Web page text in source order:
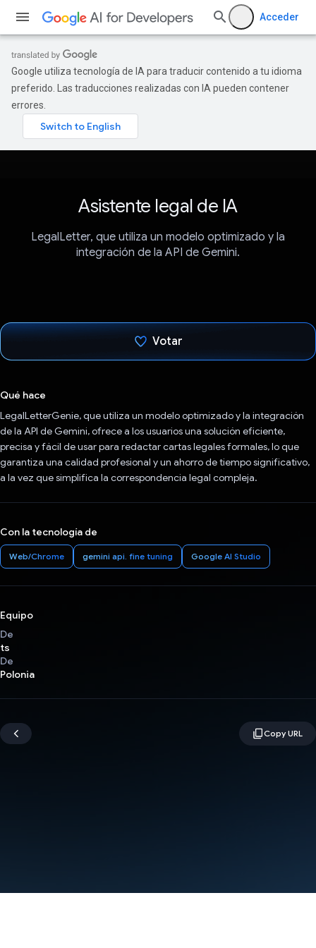
Acceder
Google utiliza tecnología de IA para traducir contenido a tu idioma
preferido. Las traducciones realizadas con IA pueden contener
errores.
Asistente legal de IA
LegalLetter, que utiliza un modelo optimizado y la
integración de la API de Gemini.
Votar
Qué hace
LegalLetterGenie, que utiliza un modelo optimizado y la integración
de la API de Gemini, ofrece a los usuarios una solución eficiente,
precisa y fácil de usar para redactar cartas legales formales, lo que
garantiza una calidad profesional y un ahorro de tiempo significativo,
a la vez que simplifica la correspondencia legal compleja.
Con la tecnología de
Web/Chrome gemini api. fine tuning Google AI Studio
Equipo
De
ts
De
Polonia